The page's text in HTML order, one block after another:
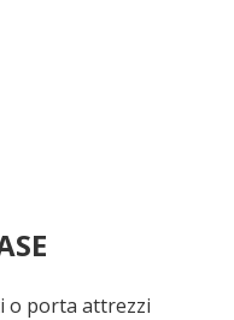
o porta attrezzi